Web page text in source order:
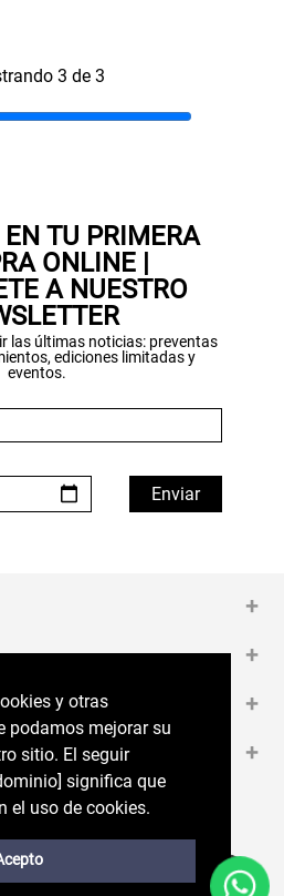
y otras
podamos mejorar su
sitio. El seguir
significa que estás
de cookies.
y otras
podamos mejorar su
sitio. El seguir
significa que
el uso de cookies.
3 de 3
TU PRIMERA
ONLINE |
A NUESTRO
las últimas noticias: preventas
ediciones limitadas y
eventos.
+
+
+
+